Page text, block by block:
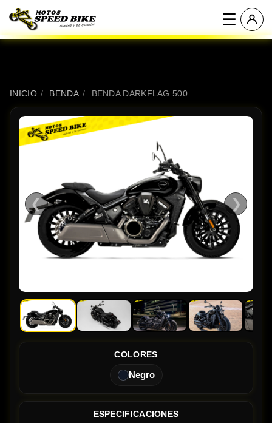
☰
INICIO / BENDA / BENDA DARKFLAG 500
❮ ❯
COLORES
Negro
ESPECIFICACIONES